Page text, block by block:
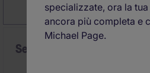
CloseAffina la ricerca
Senior Associate Tax,
specializzate, ora la
ancora più completa e
Michael Page.